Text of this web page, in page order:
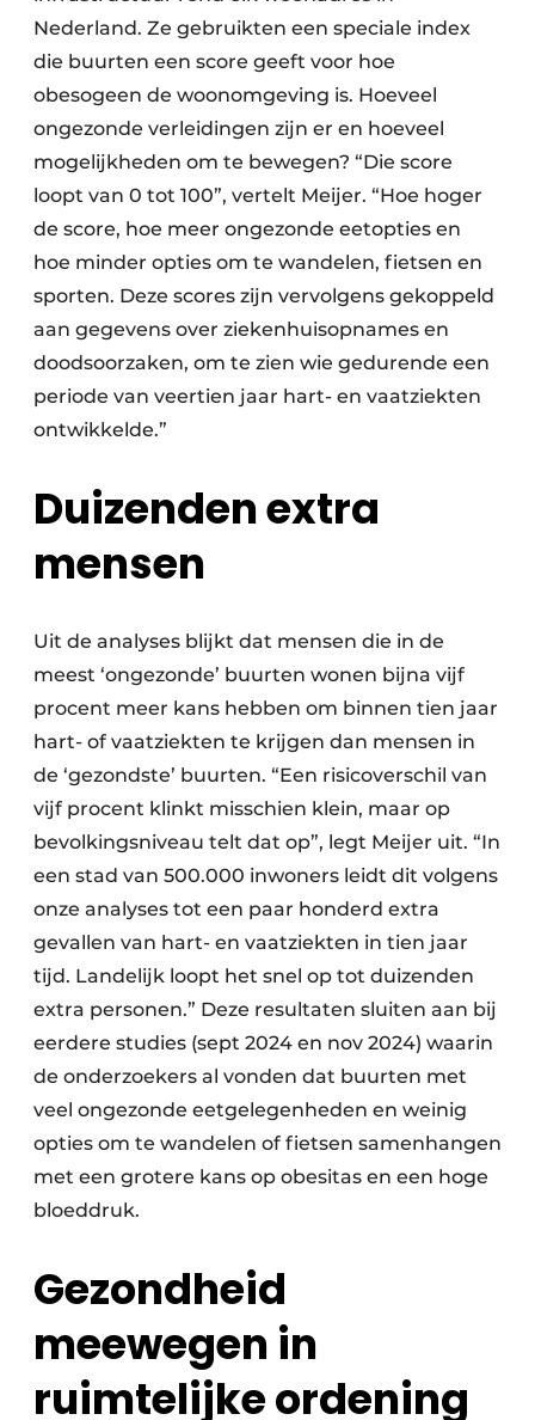
Nederland. Ze gebruikten een speciale index
die buurten een score geeft voor hoe
obesogeen de woonomgeving is. Hoeveel
ongezonde verleidingen zijn er en hoeveel
mogelijkheden om te bewegen? “Die score
loopt van 0 tot 100”, vertelt Meijer. “Hoe hoger
de score, hoe meer ongezonde eetopties en
hoe minder opties om te wandelen, fietsen en
sporten. Deze scores zijn vervolgens gekoppeld
aan gegevens over ziekenhuisopnames en
doodsoorzaken, om te zien wie gedurende een
periode van veertien jaar hart- en vaatziekten
ontwikkelde.”
Duizenden extra
mensen
Uit de analyses blijkt dat mensen die in de
meest ‘ongezonde’ buurten wonen bijna vijf
procent meer kans hebben om binnen tien jaar
hart- of vaatziekten te krijgen dan mensen in
de ‘gezondste’ buurten. “Een risicoverschil van
vijf procent klinkt misschien klein, maar op
bevolkingsniveau telt dat op”, legt Meijer uit. “In
een stad van 500.000 inwoners leidt dit volgens
onze analyses tot een paar honderd extra
gevallen van hart- en vaatziekten in tien jaar
tijd. Landelijk loopt het snel op tot duizenden
extra personen.” Deze resultaten sluiten aan bij
eerdere studies (sept 2024 en nov 2024) waarin
de onderzoekers al vonden dat buurten met
veel ongezonde eetgelegenheden en weinig
opties om te wandelen of fietsen samenhangen
met een grotere kans op obesitas en een hoge
bloeddruk.
Gezondheid
meewegen in
ruimtelijke ordening